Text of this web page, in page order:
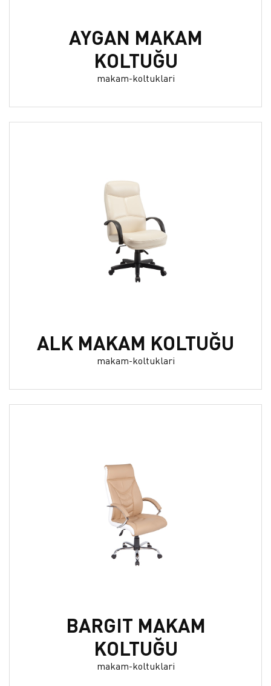
AYGAN MAKAM
KOLTUĞU
makam-koltuklari
ALK MAKAM KOLTUĞU
makam-koltuklari
BARGIT MAKAM
KOLTUĞU
makam-koltuklari